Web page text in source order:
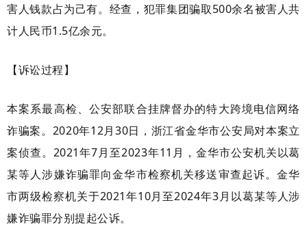
害人钱款占为己有。经查，犯罪集团骗取500余名被害人共
计人民币1.5亿余元。
【诉讼过程】
本案系最高检、公安部联合挂牌督办的特大跨境电信网络
诈骗案。2020年12月30日，浙江省金华市公安局对本案立
案侦查。2021年7月至2023年11月，金华市公安机关以葛
某等人涉嫌诈骗罪向金华市检察机关移送审查起诉。金华
市两级检察机关于2021年10月至2024年3月以葛某等人涉
嫌诈骗罪分别提起公诉。